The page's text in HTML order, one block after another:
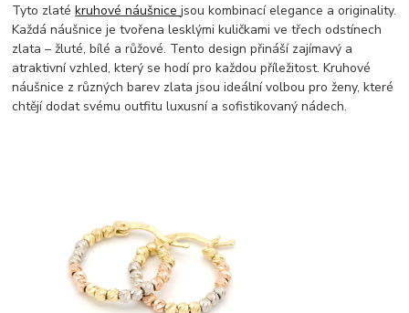
Tyto zlatékruhové náušnicejsou kombinací elegance a originality.
Každá náušnice je tvořena lesklými kuličkami ve třech odstínech
zlata – žluté, bílé a růžové. Tento design přináší zajímavý a
atraktivní vzhled, který se hodí pro každou příležitost. Kruhové
náušnice z různých barev zlata jsou ideální volbou pro ženy, které
chtějí dodat svému outfitu luxusní a sofistikovaný nádech.